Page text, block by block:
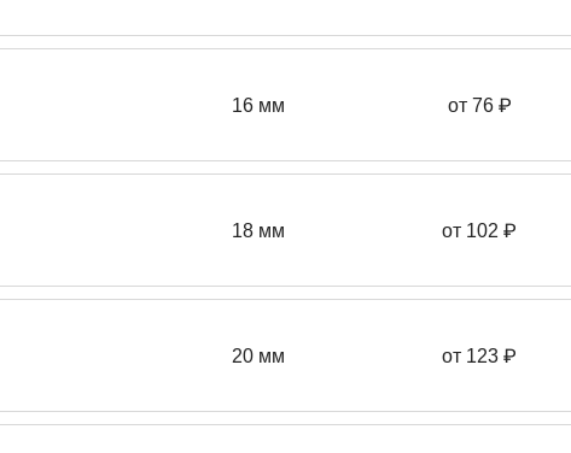
16 мм от 76 ₽
18 мм от 102 ₽
20 мм от 123 ₽